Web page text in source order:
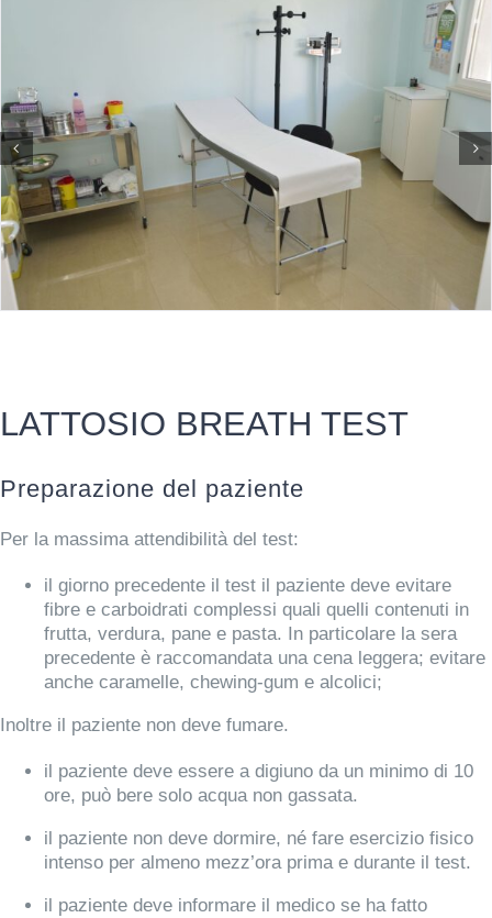
LATTOSIO BREATH TEST
Preparazione del paziente
Per la massima attendibilità del test:
il giorno precedente il test il paziente deve evitare
fibre e carboidrati complessi quali quelli contenuti in
frutta, verdura, pane e pasta. In particolare la sera
precedente è raccomandata una cena leggera; evitare
anche caramelle, chewing-gum e alcolici;
Inoltre il paziente non deve fumare.
il paziente deve essere a digiuno da un minimo di 10
ore, può bere solo acqua non gassata.
il paziente non deve dormire, né fare esercizio fisico
intenso per almeno mezz’ora prima e durante il test.
il paziente deve informare il medico se ha fatto